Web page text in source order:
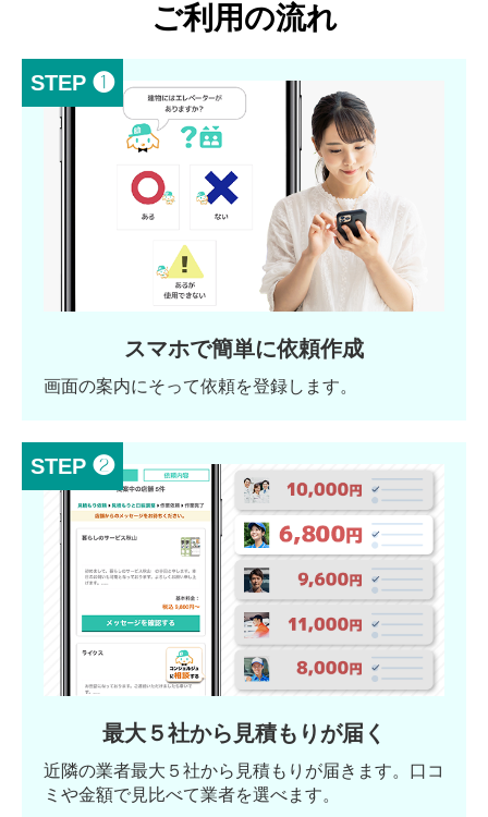
ご利用の流れ
STEP ❶
スマホで簡単に依頼作成
画面の案内にそって依頼を登録します。
STEP ❷
最大５社から見積もりが届く
近隣の業者最大５社から見積もりが届きます。口コ
ミや金額で見比べて業者を選べます。